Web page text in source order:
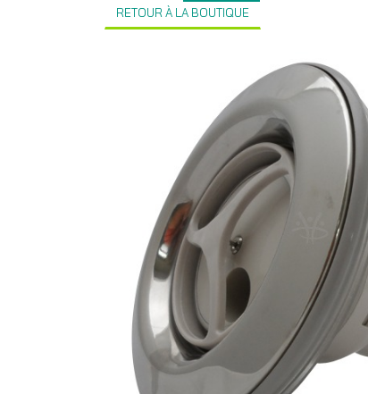
RETOUR À LA BOUTIQUE